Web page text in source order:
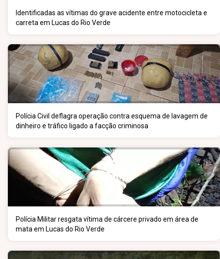
Identificadas as vítimas do grave acidente entre motocicleta e
carreta em Lucas do Rio Verde
Polícia Civil deflagra operação contra esquema de lavagem de
dinheiro e tráfico ligado a facção criminosa
Polícia Militar resgata vítima de cárcere privado em área de
mata em Lucas do Rio Verde